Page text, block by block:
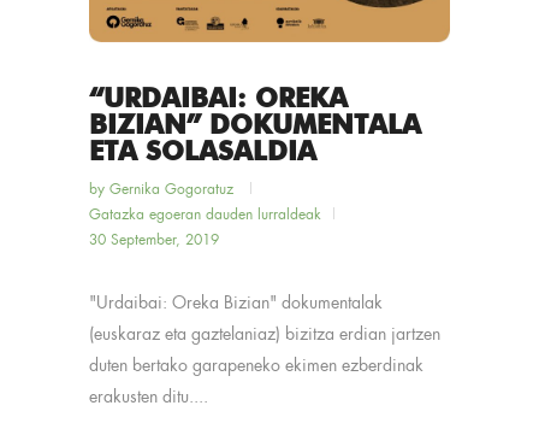
“URDAIBAI: OREKA
BIZIAN” DOKUMENTALA
ETA SOLASALDIA
by Gernika Gogoratuz
Gatazka egoeran dauden lurraldeak
30 September, 2019
"Urdaibai: Oreka Bizian" dokumentalak
(euskaraz eta gaztelaniaz) bizitza erdian jartzen
duten bertako garapeneko ekimen ezberdinak
erakusten ditu....